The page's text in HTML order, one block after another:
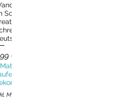
Schnellansicht
Sommer –
& DaZ
€
eins gratis
MwSt.